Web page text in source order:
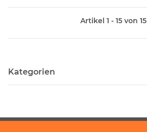
Artikel 1 - 15 von 15
Kategorien